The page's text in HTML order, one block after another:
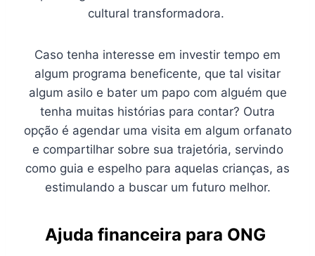
cultural transformadora.
Caso tenha interesse em investir tempo em
algum programa beneficente, que tal visitar
algum asilo e bater um papo com alguém que
tenha muitas histórias para contar? Outra
opção é agendar uma visita em algum orfanato
e compartilhar sobre sua trajetória, servindo
como guia e espelho para aquelas crianças, as
estimulando a buscar um futuro melhor.
Ajuda financeira para ONG